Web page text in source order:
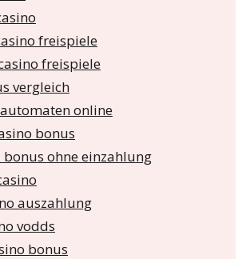
freispiele
freispiele
vergleich
online
bonus
bonus ohne einzahlung
auszahlung
vodds
bonus